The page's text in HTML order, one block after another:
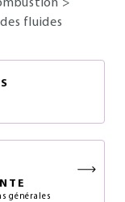
>
fluides
générales